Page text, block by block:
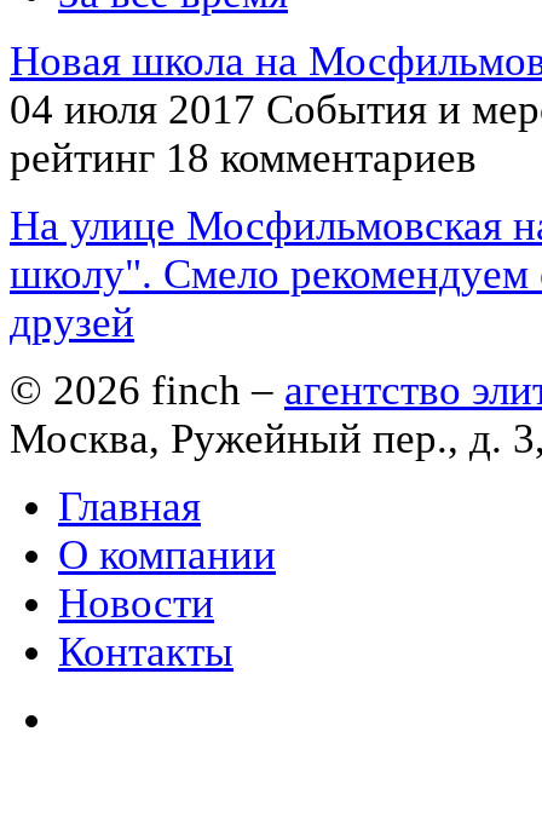
Новая школа на
04 июля 2017 События и
рейтинг 18 комментариев
На улице Мосфильмовская
школу". Смело рекомендуем
друзей
© 2026 finch – агентство
Москва, Ружейный пер., д.
Главная
О компании
Новости
Контакты